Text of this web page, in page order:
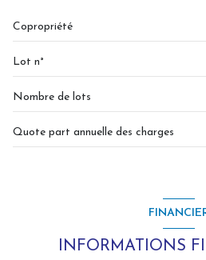
Copropriété
Lot n°
Nombre de lots
Quote part annuelle des charges
INFORMATIONS